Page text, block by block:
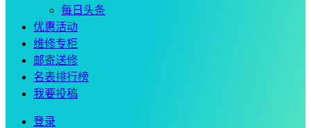
每日头条
优惠活动
维修专柜
邮寄送修
名表排行榜
我要投稿
登录